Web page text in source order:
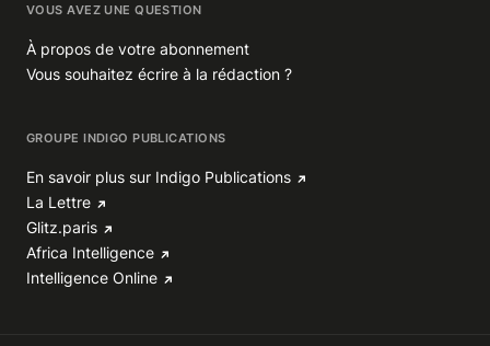
VOUS AVEZ UNE QUESTION
À propos de votre abonnement
Vous souhaitez écrire à la rédaction ?
GROUPE INDIGO PUBLICATIONS
En savoir plus sur Indigo Publications
La Lettre
Glitz.paris
Africa Intelligence
Intelligence Online